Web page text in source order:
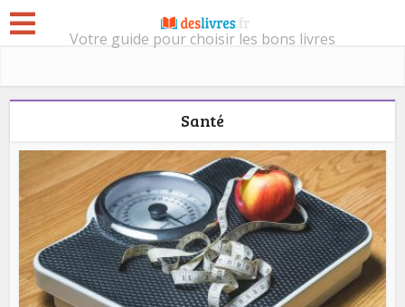
Votre guide pour choisir les bons livres
Santé